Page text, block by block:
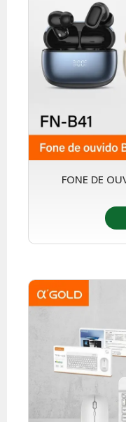
FONE DE